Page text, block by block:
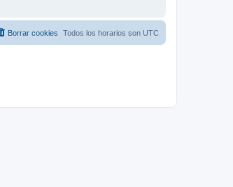
Todos los horarios son UTC
Borrar cookies